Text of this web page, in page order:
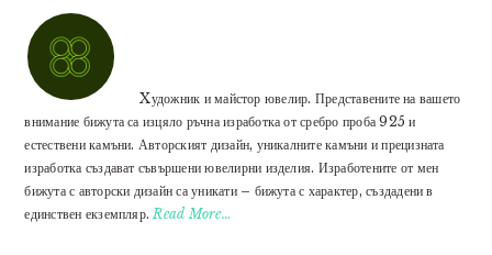
Xудожник и майстор ювелир. Представените на вашето
внимание бижута са изцяло ръчна изработка от сребро проба 925 и
естествени камъни. Авторският дизайн, уникалните камъни и прецизната
изработка създават съвършени ювелирни изделия. Изработените от мен
бижута с авторски дизайн са уникати – бижута с характер, създадени в
единствен екземпляр.Read More…